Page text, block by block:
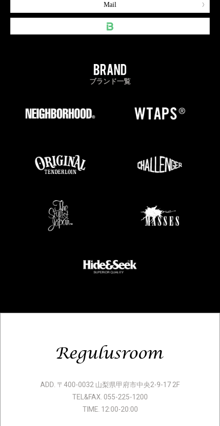
Mail
ブランド一覧
ADD. 〒400-0032 山梨県甲府市中央2-9-17 2F
TEL&FAX. 055-225-1200
TIME. 12:00-20:00